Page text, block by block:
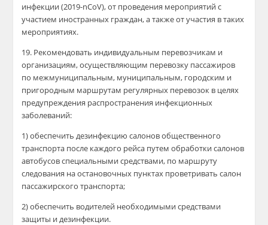
инфекции (2019-nCoV), от проведения мероприятий с
участием иностранных граждан, а также от участия в таких
мероприятиях.
19. Рекомендовать индивидуальным перевозчикам и
организациям, осуществляющим перевозку пассажиров
по межмуниципальным, муниципальным, городским и
пригородным маршрутам регулярных перевозок в целях
предупреждения распространения инфекционных
заболеваний:
1) обеспечить дезинфекцию салонов общественного
транспорта после каждого рейса путем обработки салонов
автобусов специальными средствами, по маршруту
следования на остановочных пунктах проветривать салон
пассажирского транспорта;
2) обеспечить водителей необходимыми средствами
защиты и дезинфекции.